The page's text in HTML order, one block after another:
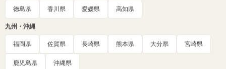
徳島県 香川県 愛媛県 高知県
九州・沖縄
福岡県 佐賀県 長崎県 熊本県 大分県 宮崎県
鹿児島県 沖縄県